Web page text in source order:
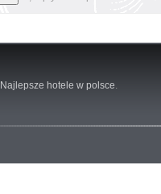
Najlepsze hotele w polsce.